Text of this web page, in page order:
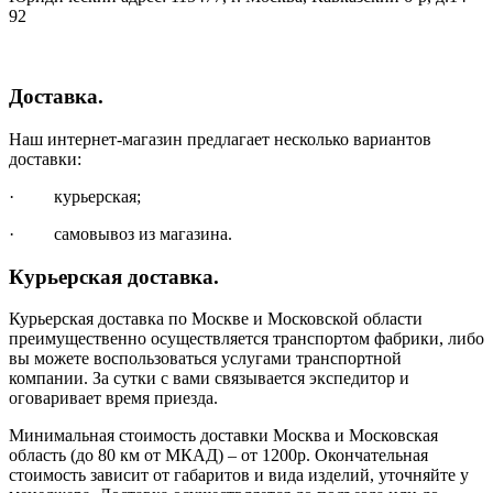
92
Доставка.
Наш интернет-магазин предлагает несколько вариантов
доставки:
· курьерская;
· самовывоз из магазина.
Курьерская доставка.
Курьерская доставка по Москве и Московской области
преимущественно осуществляется транспортом фабрики, либо
вы можете воспользоваться услугами транспортной
компании. За сутки с вами связывается экспедитор и
оговаривает время приезда.
Минимальная стоимость доставки Москва и Московская
область (до 80 км от МКАД) – от 1200р. Окончательная
стоимость зависит от габаритов и вида изделий, уточняйте у